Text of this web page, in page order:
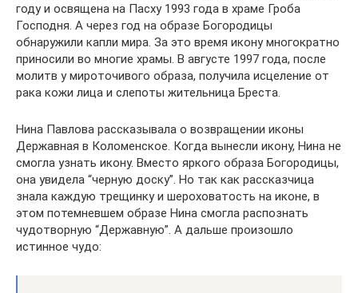
году и освящена на Пасху 1993 года в храме Гроба
Господня. А через год на образе Богородицы
обнаружили капли мира. За это время икону многократно
приносили во многие храмы. В августе 1997 года, после
молитв у мироточивого образа, получила исцеление от
рака кожи лица и слепоты жительница Бреста.
Нина Павлова рассказывала о возвращении иконы
Державная в Коломенское. Когда вынесли икону, Нина не
смогла узнать икону. Вместо яркого образа Богородицы,
она увидела “черную доску”. Но так как рассказчица
знала каждую трещинку и шероховатость на иконе, в
этом потемневшем образе Нина смогла распознать
чудотворную “Державную”. А дальше произошло
истинное чудо: